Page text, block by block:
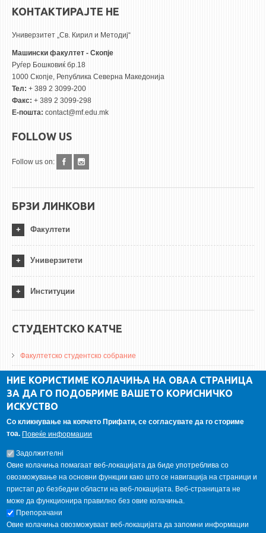
КОНТАКТИРАЈТЕ НЕ
Универзитет „Св. Кирил и Методиј“
Машински факултет - Скопје
Руѓер Бошковиќ бр.18
1000 Скопје, Република Северна Македонија
Тел: + 389 2 3099-200
Факс: + 389 2 3099-298
Е-пошта: contact@mf.edu.mk
FOLLOW US
Follow us on:
БРЗИ ЛИНКОВИ
Факултети
Универзитети
Институции
СТУДЕНТСКО КАТЧЕ
Факултетско студентско собрание
ДА Винчи магазин
Алумни асоцијација
ГАЛЕРИЈА
НИЕ КОРИСТИМЕ КОЛАЧИЊА НА ОВАА СТРАНИЦА
ЗА ДА ГО ПОДОБРИМЕ ВАШЕТО КОРИСНИЧКО
ИСКУСТВО
Со кликнување на копчето Прифати, се согласувате да го сториме
тоа. Повеќе информации
Задолжителнi
Овие колачиња помагаат веб-локацијата да биде употреблива со
овозможување на основни функции како што се навигација на страници и
пристап до безбедни области на веб-локацијата. Веб-страницата не
може да функционира правилно без овие колачиња.
Препорачани
Овие колачиња овозможуваат веб-локацијата да запомни информации